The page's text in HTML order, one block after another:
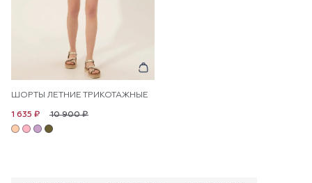
ШОРТЫ ЛЕТНИЕ ТРИКОТАЖНЫЕ
10 900 ₽
1 635 ₽